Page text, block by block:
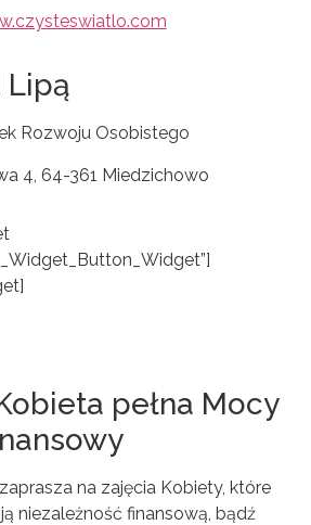
Lipą
Rozwoju Osobistego
4, 64-361 Miedzichowo
pełna Mocy
na zajęcia Kobiety, które
niezależność finansową, bądź